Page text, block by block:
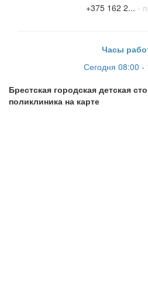
+375 162 2... -
Часы
Сегодня 08:00 -
Брестская городская детская
поликлиника на карте